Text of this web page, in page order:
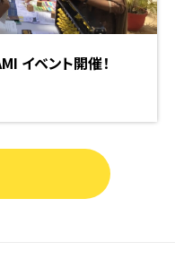
イベント開催！